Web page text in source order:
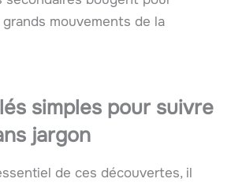
mouvements de la
simples pour suivre
jargon
de ces découvertes, il